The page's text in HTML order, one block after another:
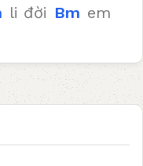
li đời Bm em